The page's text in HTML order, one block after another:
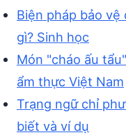
Biện pháp bảo vệ
gì? Sinh học
Món "cháo ấu
ẩm thực Việt Nam
Trạng ngữ chỉ
biết và ví dụ